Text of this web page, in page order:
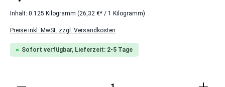
Inhalt: 0.125 Kilogramm (26,32 €* / 1 Kilogramm)
Preise inkl. MwSt. zzgl. Versandkosten
Sofort verfügbar, Lieferzeit: 2-5 Tage
Produkt Anzahl: Gib den gewünschten